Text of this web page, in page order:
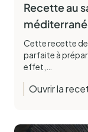
Recette au
Cette recette
parfaite à
effet,…
Ouvrir la